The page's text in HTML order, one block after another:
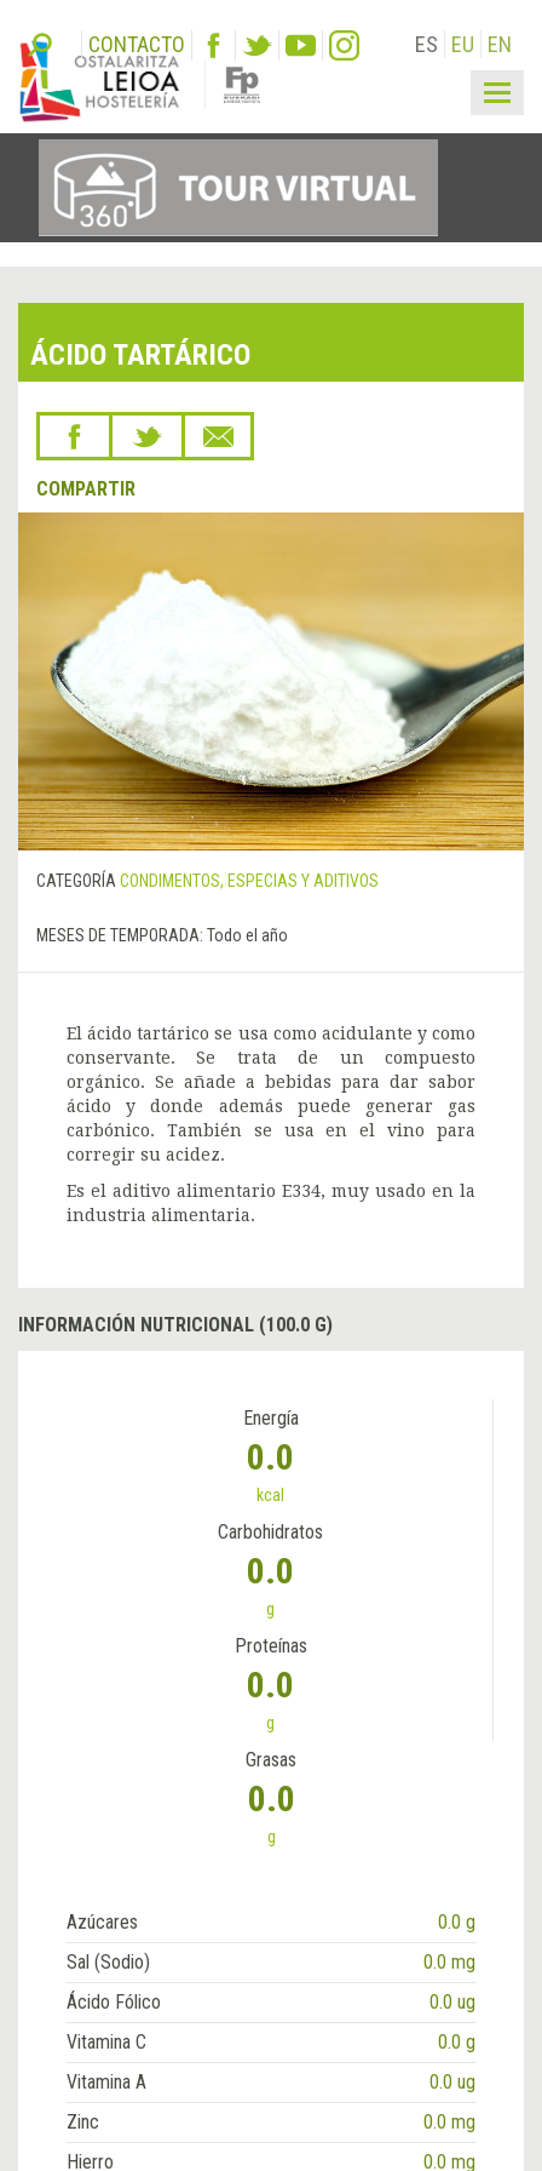
CONTACTO ES EU EN
ÁCIDO TARTÁRICO
COMPARTIR
CATEGORÍA CONDIMENTOS, ESPECIAS Y ADITIVOS
MESES DE TEMPORADA: Todo el año
El ácido tartárico se usa como acidulante y como
conservante. Se trata de un compuesto
orgánico. Se añade a bebidas para dar sabor
ácido y donde además puede generar gas
carbónico. También se usa en el vino para
corregir su acidez.
Es el aditivo alimentario E334, muy usado en la
industria alimentaria.
INFORMACIÓN NUTRICIONAL (100.0 G)
Energía
0.0
kcal
Carbohidratos
0.0
g
Proteínas
0.0
g
Grasas
0.0
g
Azúcares
0.0 g
Sal (Sodio)
0.0 mg
Ácido Fólico
0.0 ug
Vitamina C
0.0 g
Vitamina A
0.0 ug
Zinc
0.0 mg
Hierro
0.0 mg